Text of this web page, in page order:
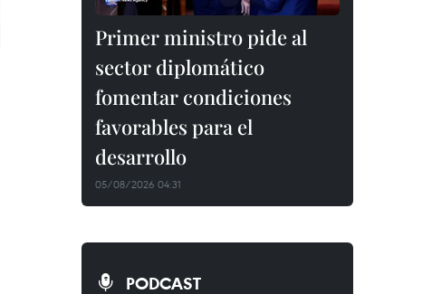
Primer ministro pide al
sector diplomático
fomentar condiciones
favorables para el
desarrollo
05/08/2026 04:31
PODCAST